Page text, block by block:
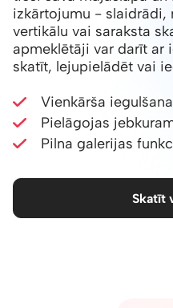
izkārtojumu - slaidrādi,
vertikālu vai saraksta
apmeklētāji var darīt ar
skatīt, lejupielādēt vai
Vienkārša
Pielāgojas
Pilna galerijas
Skatīt